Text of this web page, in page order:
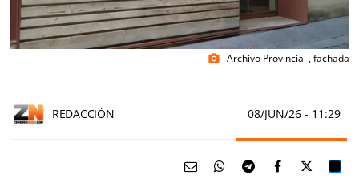
photo_camera Archivo Provincial , fachada
REDACCIÓN 08/JUN/26 - 11:29